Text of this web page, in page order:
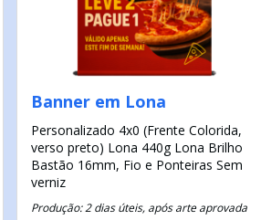
Banner em Lona
Personalizado 4x0 (Frente Colorida,
verso preto) Lona 440g Lona Brilho
Bastão 16mm, Fio e Ponteiras Sem
verniz
Produção: 2 dias úteis, após arte aprovada